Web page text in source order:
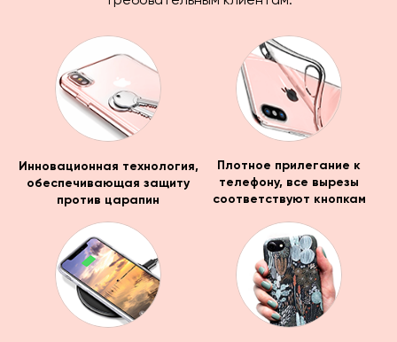
Инновационная технология,
обеспечивающая защиту
против царапин
Плотное прилегание к
телефону, все вырезы
соответствуют кнопкам